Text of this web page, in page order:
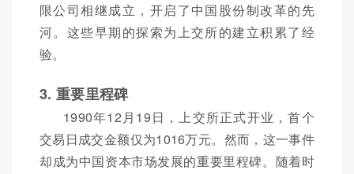
限公司相继成立，开启了中国股份制改革的先
河。这些早期的探索为上交所的建立积累了经
验。
3. 重要里程碑
1990年12月19日，上交所正式开业，首个
交易日成交金额仅为1016万元。然而，这一事件
却成为中国资本市场发展的重要里程碑。随着时